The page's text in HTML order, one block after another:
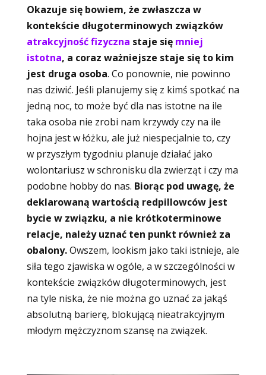
Okazuje się bowiem, że zwłaszcza w
kontekście długoterminowych związków
atrakcyjność fizyczna staje się mniej
istotna, a coraz ważniejsze staje się to kim
jest druga osoba. Co ponownie, nie powinno
nas dziwić. Jeśli planujemy się z kimś spotkać na
jedną noc, to może być dla nas istotne na ile
taka osoba nie zrobi nam krzywdy czy na ile
hojna jest w łóżku, ale już niespecjalnie to, czy
w przyszłym tygodniu planuje działać jako
wolontariusz w schronisku dla zwierząt i czy ma
podobne hobby do nas. Biorąc pod uwagę, że
deklarowaną wartością redpillowców jest
bycie w związku, a nie krótkoterminowe
relacje, należy uznać ten punkt również za
obalony.Owszem, lookism jako taki istnieje, ale
siła tego zjawiska w ogóle, a w szczególności w
kontekście związków długoterminowych, jest
na tyle niska, że nie można go uznać za jakąś
absolutną barierę, blokującą nieatrakcyjnym
młodym mężczyznom szansę na związek.